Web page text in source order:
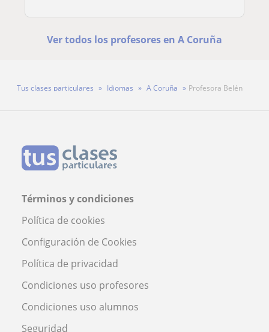
Ver todos los profesores en A Coruña
Tus clases particulares Idiomas A Coruña Profesora Belén
Términos y condiciones
Política de cookies
Configuración de Cookies
Política de privacidad
Condiciones uso profesores
Condiciones uso alumnos
Seguridad